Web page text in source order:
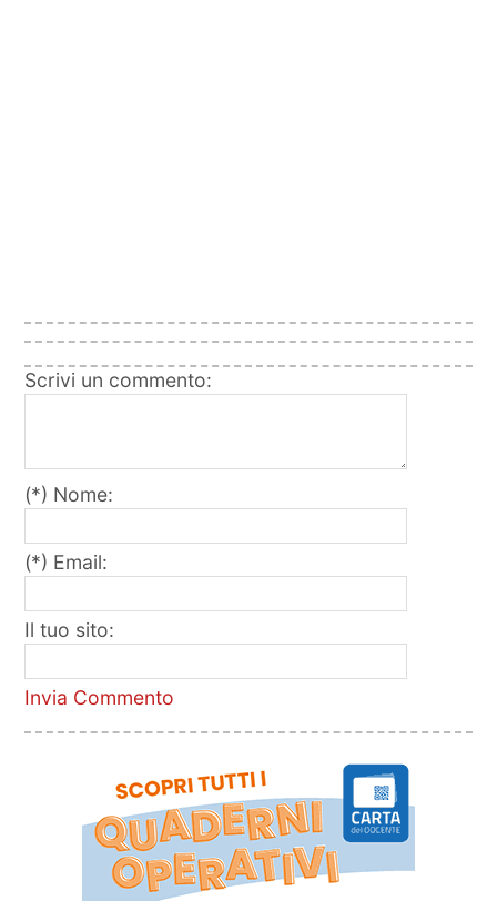
Scrivi un commento:
(*) Nome:
(*) Email:
Il tuo sito:
Invia Commento